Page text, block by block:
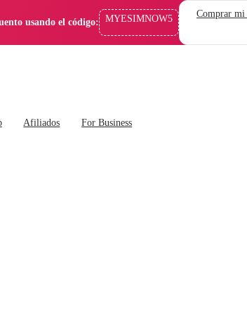
usando el código: MYESIMNOW5 Comprar
Afiliados For Business